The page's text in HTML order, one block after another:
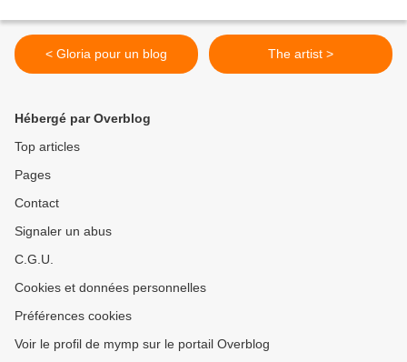
< Gloria pour un blog The artist >
Hébergé par Overblog
Top articles
Pages
Contact
Signaler un abus
C.G.U.
Cookies et données personnelles
Préférences cookies
Voir le profil de mymp sur le portail Overblog